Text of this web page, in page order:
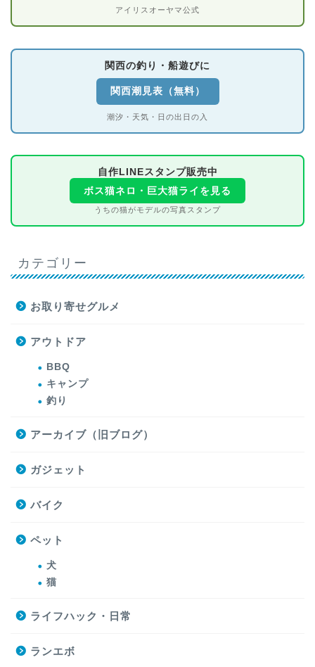
アイリスオーヤマ公式
関西の釣り・船遊びに
関西潮見表（無料）
潮汐・天気・日の出日の入
自作LINEスタンプ販売中
ボス猫ネロ・巨大猫ライを見る
うちの猫がモデルの写真スタンプ
カテゴリー
お取り寄せグルメ
アウトドア
BBQ
キャンプ
釣り
アーカイブ（旧ブログ）
ガジェット
バイク
ペット
犬
猫
ライフハック・日常
ランエボ